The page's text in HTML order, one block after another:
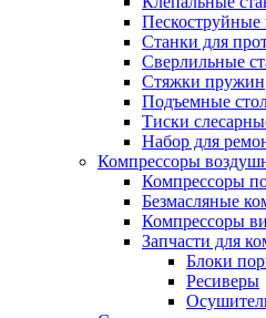
Пескоструйные
Станки для
Сверлильные
Стяжки пружин
Подъемные
Тиски
Набор для
Компрессоры
Компрессоры
Безмасляные
Компрессоры
Запчасти для
Блоки
Ресиверы